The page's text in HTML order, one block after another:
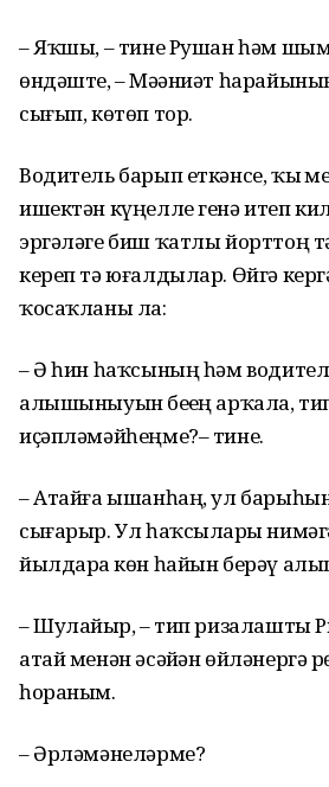
– Яҡшы, – тине Рушан һәм шым
өндәште, – Мәҙәниәт
сығып, көтөп тор.
Водитель барып еткәнсе, ҡыҙ
ишектән күңелле генә итеп
эргәләге биш ҡатлы йорттоң
кереп тә юғалдылар. Өйгә
ҡосаҡланы ла:
– Ә һин һаҡсының һәм
алышыныуын беҙҙең арҡала,
иҫәпләмәйһеңме?– тине.
– Атайға ышанһаң, ул
сығарыр. Ул һаҡсыларҙы
йылдарҙа көн һайын берәү
– Шулайҙыр, – тип ризалашты
атай менән әсәйҙән өйләнергә
һораным.
– Әрләмәнеләрме?